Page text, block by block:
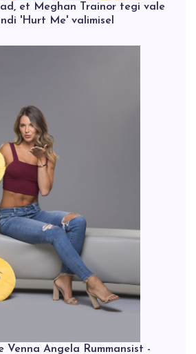
et Meghan Trainor tegi vale
'Hurt Me' valimisel
Venna Angela Rummansist -